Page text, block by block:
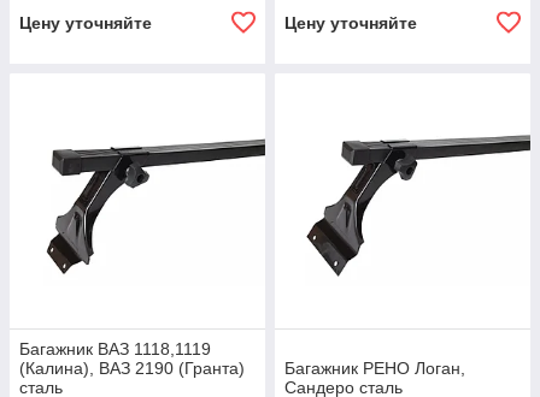
Цену уточняйте Цену уточняйте
Багажник ВАЗ 1118,1119
(Калина), ВАЗ 2190 (Гранта)
сталь
Багажник РЕНО Логан,
Сандеро сталь